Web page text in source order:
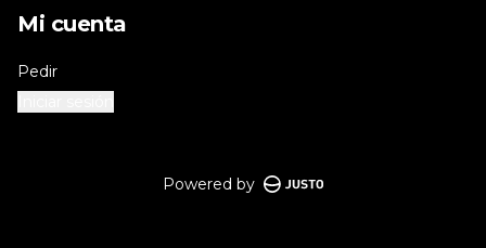
Mi cuenta
Pedir
Powered by